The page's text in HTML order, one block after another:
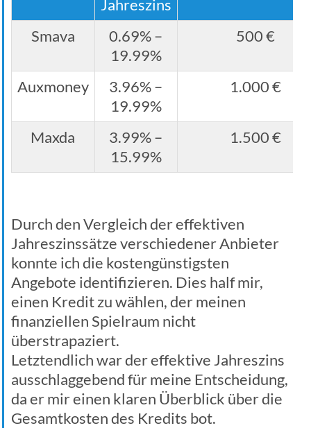
Jahreszins
Smava
0.69% –
19.99%
500 €
Auxmoney
3.96% –
19.99%
1.000 €
Maxda
3.99% –
15.99%
1.500 €
Durch den Vergleich der effektiven
Jahreszinssätze verschiedener Anbieter
konnte ich die kostengünstigsten
Angebote identifizieren. Dies half mir,
einen Kredit zu wählen, der meinen
finanziellen Spielraum nicht
überstrapaziert.
Letztendlich war der effektive Jahreszins
ausschlaggebend für meine Entscheidung,
da er mir einen klaren Überblick über die
Gesamtkosten des Kredits bot.